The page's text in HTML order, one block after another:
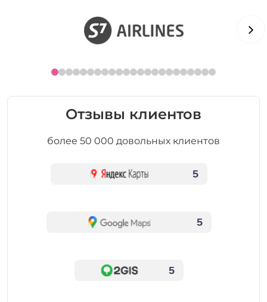
Отзывы клиентов
более 50 000 довольных клиентов
5
5
5